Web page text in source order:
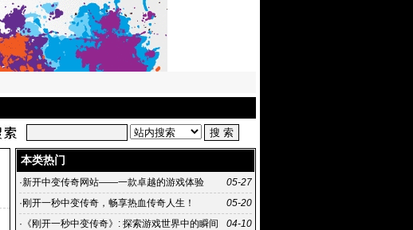
本类热门
05-27
·新开中变传奇网站——一款卓越的游戏体验
05-20
·刚开一秒中变传奇，畅享热血传奇人生！
04-10
· 《刚开一秒中变传奇》: 探索游戏世界中的瞬间